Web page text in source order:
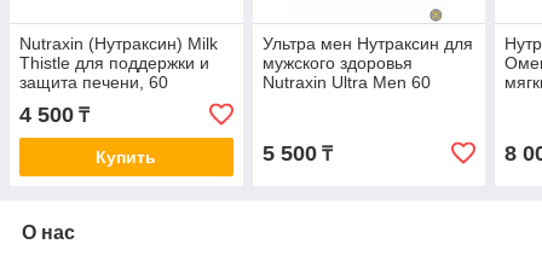
Nutraxin (Нутраксин) Milk
Thistle для поддержки и
защита печени, 60
4 500 ₸
Купить
Ультра мен Нутраксин для
мужского здоровья
Nutraxin Ultra Men 60
5 500₸ 8
О нас